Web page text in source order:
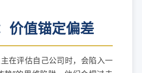
价值锚定偏差
在评估自己公司时，会陷入一